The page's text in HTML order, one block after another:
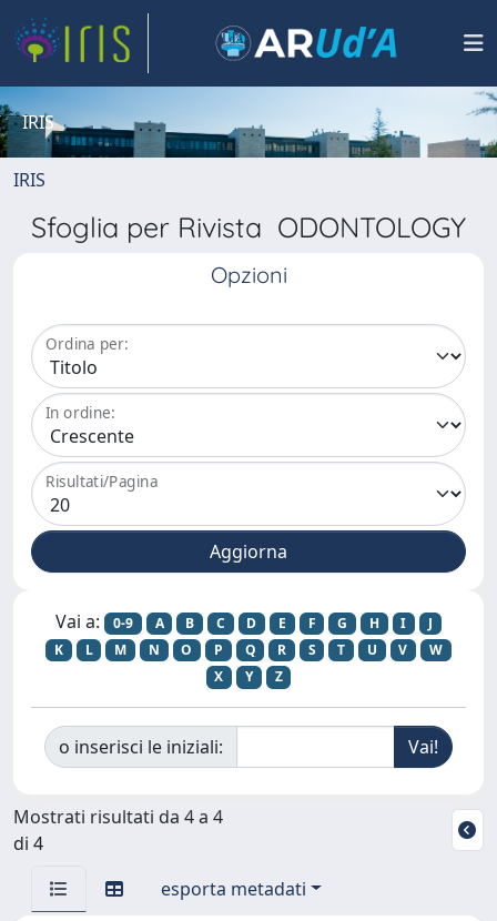
IRIS
IRIS
Sfoglia per Rivista ODONTOLOGY
Opzioni
Ordina per:
In ordine:
Risultati/Pagina
Vai a: 0-9 A B C D E F G H I
J
K
L M N O P Q R S T U V
W
X
Y Z
o inserisci le iniziali:
Mostrati risultati da 4 a 4
di 4
esporta metadati